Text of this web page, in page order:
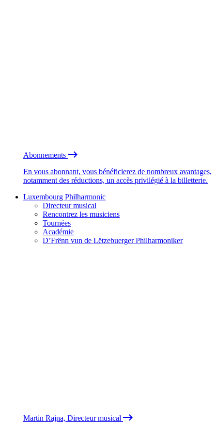
Abonnements
En vous abonnant, vous bénéficierez de nombreux avantages,
notamment des réductions, un accès privilégié à la billetterie.
Luxembourg Philharmonic
Directeur musical
Rencontrez les musiciens
Tournées
Académie
D’Frënn vun de Lëtzebuerger Philharmoniker
Martin Rajna, Directeur musical